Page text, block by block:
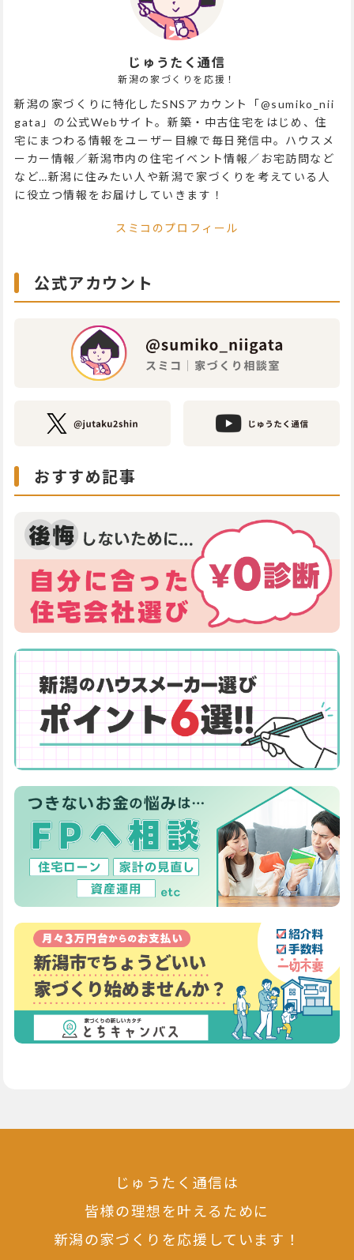
じゅうたく通信
新潟の家づくりを応援！
新潟の家づくりに特化したSNSアカウント「@sumiko_nii
gata」の公式Webサイト。新築・中古住宅をはじめ、住
宅にまつわる情報をユーザー目線で毎日発信中。ハウスメ
ーカー情報／新潟市内の住宅イベント情報／お宅訪問など
など…新潟に住みたい人や新潟で家づくりを考えている人
に役立つ情報をお届けしていきます！
スミコのプロフィール
公式アカウント
おすすめ記事
じゅうたく通信は
皆様の理想を叶えるために
新潟の家づくりを応援しています！